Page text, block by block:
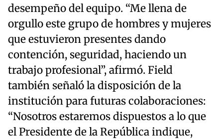
desempeño del equipo. “Me llena de
orgullo este grupo de hombres y mujeres
que estuvieron presentes dando
contención, seguridad, haciendo un
trabajo profesional”, afirmó. Field
también señaló la disposición de la
institución para futuras colaboraciones:
“Nosotros estaremos dispuestos a lo que
el Presidente de la República indique,